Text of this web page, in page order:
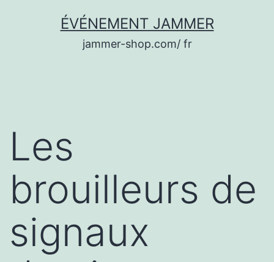
ÉVÉNEMENT JAMMER
jammer-shop.com/ fr
Les
brouilleurs de
signaux